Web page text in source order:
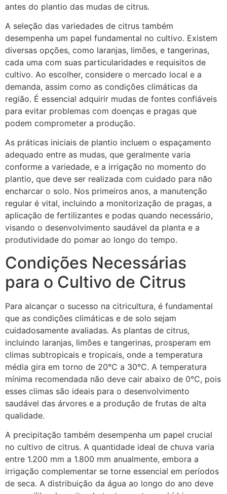
antes do plantio das mudas de citrus.
A seleção das variedades de citrus também
desempenha um papel fundamental no cultivo. Existem
diversas opções, como laranjas, limões, e tangerinas,
cada uma com suas particularidades e requisitos de
cultivo. Ao escolher, considere o mercado local e a
demanda, assim como as condições climáticas da
região. É essencial adquirir mudas de fontes confiáveis
para evitar problemas com doenças e pragas que
podem comprometer a produção.
As práticas iniciais de plantio incluem o espaçamento
adequado entre as mudas, que geralmente varia
conforme a variedade, e a irrigação no momento do
plantio, que deve ser realizada com cuidado para não
encharcar o solo. Nos primeiros anos, a manutenção
regular é vital, incluindo a monitorização de pragas, a
aplicação de fertilizantes e podas quando necessário,
visando o desenvolvimento saudável da planta e a
produtividade do pomar ao longo do tempo.
Condições Necessárias
para o Cultivo de Citrus
Para alcançar o sucesso na citricultura, é fundamental
que as condições climáticas e de solo sejam
cuidadosamente avaliadas. As plantas de citrus,
incluindo laranjas, limões e tangerinas, prosperam em
climas subtropicais e tropicais, onde a temperatura
média gira em torno de 20°C a 30°C. A temperatura
mínima recomendada não deve cair abaixo de 0°C, pois
esses climas são ideais para o desenvolvimento
saudável das árvores e a produção de frutas de alta
qualidade.
A precipitação também desempenha um papel crucial
no cultivo de citrus. A quantidade ideal de chuva varia
entre 1.200 mm a 1.800 mm anualmente, embora a
irrigação complementar se torne essencial em períodos
de seca. A distribuição da água ao longo do ano deve